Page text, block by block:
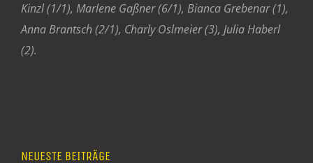
Kinzl (1/1), Marlene Gaßner (6/1), Bianca Grebenar (1),
Anna Brantsch (2/1), Charly Oslmeier (3), Julia Haberl
(2).
NEUESTE BEITRÄGE